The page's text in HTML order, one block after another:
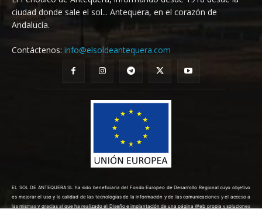
ciudad donde sale el sol... Antequera, en el corazón de
Andalucía.
Contáctenos: info@elsoldeantequera.com
EL SOL DE ANTEQUERA SL ha sido beneficiaria del Fondo Europeo de Desarrollo Regional cuyo objetivo
es mejorar el uso y la calidad de las tecnologías de la información y de las comunicaciones y el acceso a
las mismas y gracias al que ha realizado el Diseño e implantación de una página Web propia y soluciones